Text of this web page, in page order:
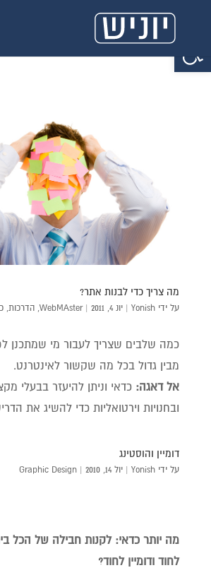
פתח סרגל נגישות
מה צריך כדי לבנות אתר?
על ידי Yonish
| יונ 4, 2011 |
WebMAster
, הדרכות
כמה שלבים שצריך לעבור מי שמתכנן
מבין גדול בכל מה שקשור לאינטרנט.
אל דאגה: כדאי וניתן להיעזר בבעלי
ובחנויות וירטואליות כדי להשיג את
דומיין והוסטינג
על ידי Yonish
| יול 14, 2010 |
Graphic Design
מה יותר כדאי: לקנות חבילה של הכל
לחוד ודומיין לחוד?